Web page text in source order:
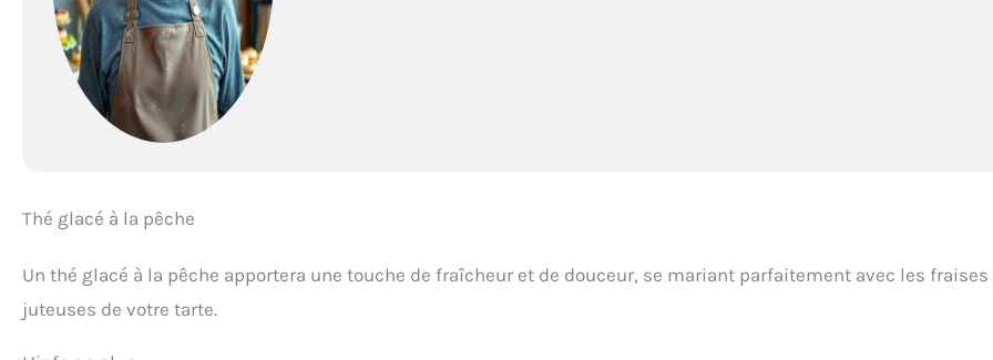
Thé glacé à la pêche
Un thé glacé à la pêche apportera une touche de fraîcheur et de douceur, se mariant parfaitement avec les fraises
juteuses de votre tarte.